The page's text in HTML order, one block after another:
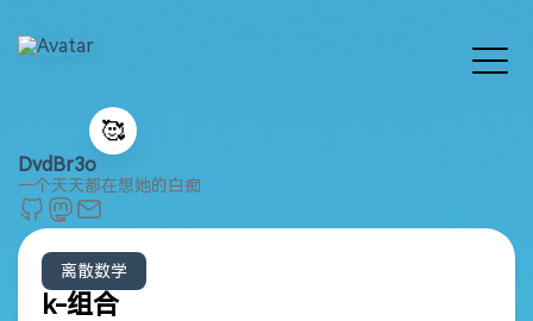
🥰
DvdBr3o
一个天天都在想她的白痴
离散数学
k-组合